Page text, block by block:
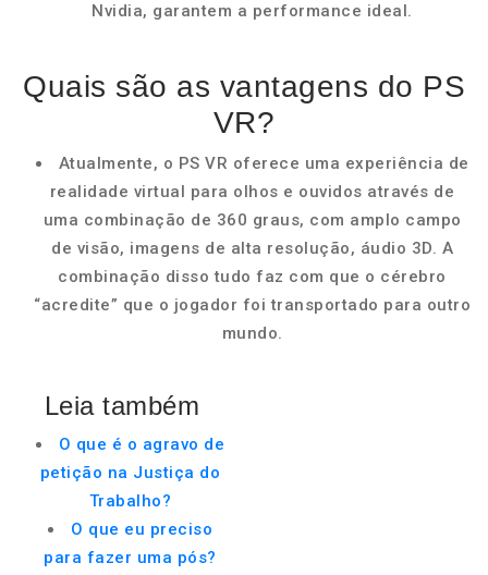
Nvidia, garantem a performance ideal.
Quais são as vantagens do PS
VR?
Atualmente, o PS VR oferece uma experiência de
realidade virtual para olhos e ouvidos através de
uma combinação de 360 graus, com amplo campo
de visão, imagens de alta resolução, áudio 3D. A
combinação disso tudo faz com que o cérebro
“acredite” que o jogador foi transportado para outro
mundo.
Leia também
O que é o agravo de
petição na Justiça do
Trabalho?
O que eu preciso
para fazer uma pós?